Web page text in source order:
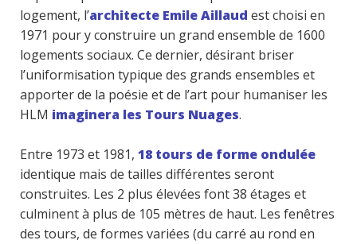
logement, l’architecte Emile Aillaud est choisi en
1971 pour y construire un grand ensemble de 1600
logements sociaux. Ce dernier, désirant briser
l’uniformisation typique des grands ensembles et
apporter de la poésie et de l’art pour humaniser les
HLM imaginera les Tours Nuages.
Entre 1973 et 1981, 18 tours de forme ondulée
identique mais de tailles différentes seront
construites. Les 2 plus élevées font 38 étages et
culminent à plus de 105 mètres de haut. Les fenêtres
des tours, de formes variées (du carré au rond en